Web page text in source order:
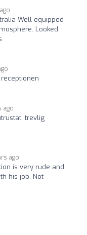
Well equipped
Looked
ago
trevlig
ago
is very rude and
his job. Not